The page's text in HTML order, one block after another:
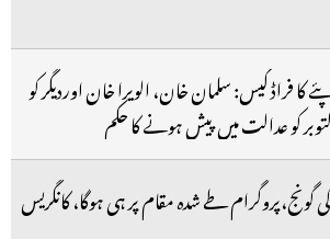
کا فراڈ کیس: سلمان خان، الویرا خان اوردیگر کو
گونج،پروگرام طے شدہ مقام پر ہی ہوگا، کانگریس